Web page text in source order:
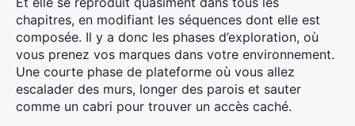
chapitres, en modifiant les séquences dont elle est
composée. Il y a donc les phases d’exploration, où
vous prenez vos marques dans votre environnement.
Une courte phase de plateforme où vous allez
escalader des murs, longer des parois et sauter
comme un cabri pour trouver un accès caché.